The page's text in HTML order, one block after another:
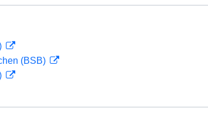
(BSB)